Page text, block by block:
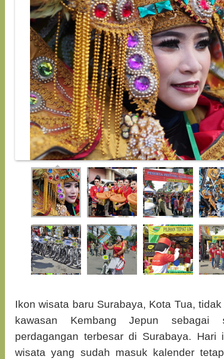
Ikon wisata baru Surabaya, Kota Tua,
kawasan Kembang Jepun
perdagangan terbesar di Surabaya.
wisata yang sudah masuk kalender